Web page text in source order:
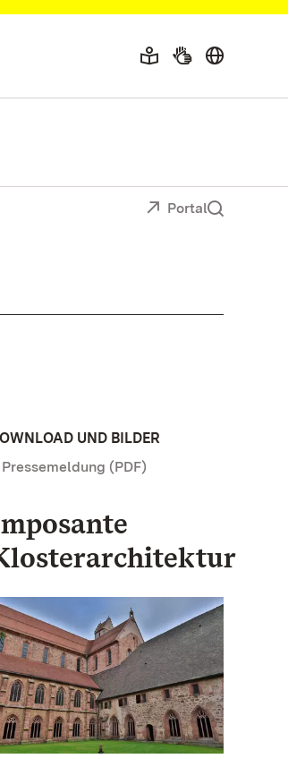
Portal
UND BILDER
Pressemeldung (PDF)